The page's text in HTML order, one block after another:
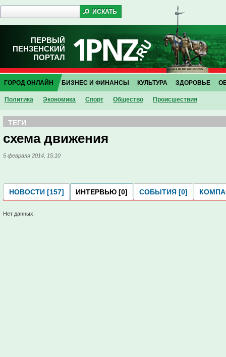
ПЕРВЫЙ
ПЕНЗЕНСКИЙ
ПОРТАЛ
ГОРОД ОНЛАЙН
Политика Экономика Спорт Общество Проиcшествия
БИЗНЕС И ФИНАНСЫ КУЛЬТУРА ЗДОРОВЬЕ
ТЕГИ
схема движения
5 февраля 2014, 15:10
НОВОСТИ [157] ИНТЕРВЬЮ [0] СОБЫТИЯ [0]
Нет данных